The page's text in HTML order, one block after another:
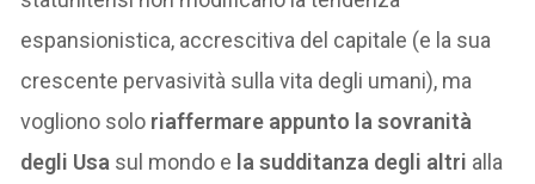
espansionistica, accrescitiva del capitale (e la sua
crescente pervasività sulla vita degli umani), ma
vogliono solo riaffermare appunto la sovranità
degli Usa sul mondo e la sudditanza degli altri alla